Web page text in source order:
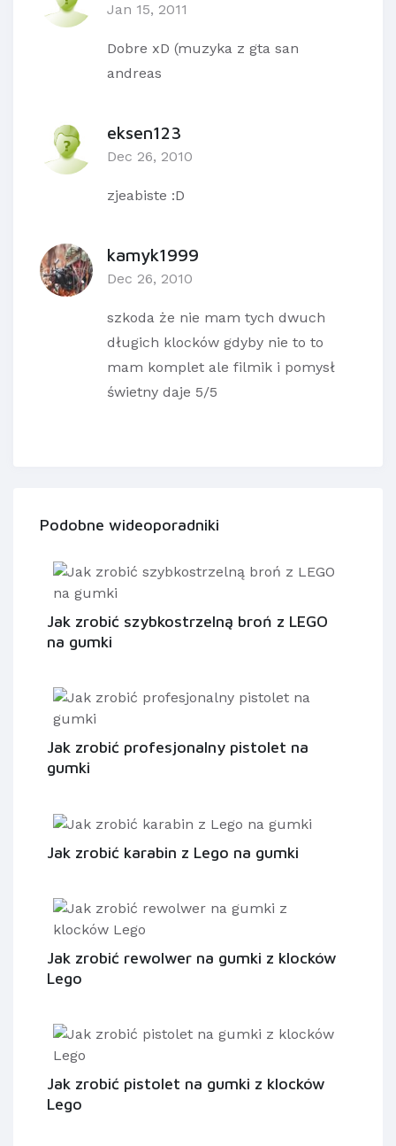
Jan 15, 2011
Dobre xD (muzyka z gta san
andreas
eksen123
Dec 26, 2010
zjeabiste :D
kamyk1999
Dec 26, 2010
szkoda że nie mam tych dwuch
długich klocków gdyby nie to to
mam komplet ale filmik i pomysł
świetny daje 5/5
Podobne wideoporadniki
Jak zrobić szybkostrzelną broń z LEGO
na gumki
Jak zrobić profesjonalny pistolet na
gumki
Jak zrobić karabin z Lego na gumki
Jak zrobić rewolwer na gumki z klocków
Lego
Jak zrobić pistolet na gumki z klocków
Lego